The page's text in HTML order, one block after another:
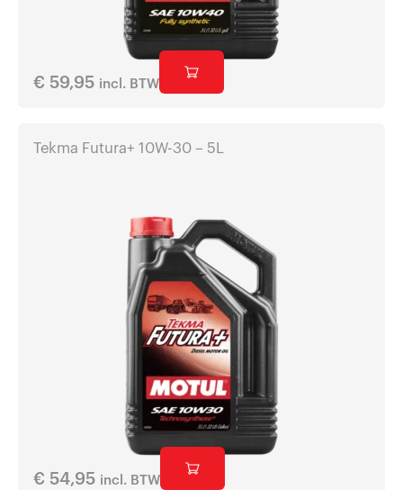
€ 59,95 incl. BTW
Tekma Futura+ 10W-30 – 5L
€ 54,95 incl. BTW